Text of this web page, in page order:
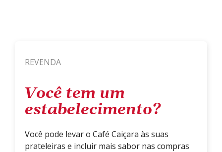
REVENDA
Você tem um
estabelecimento?
Você pode levar o Café Caiçara às suas
prateleiras e incluir mais sabor nas compras